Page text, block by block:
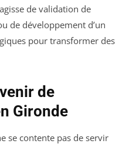
de validation de
de développement d’un
pour transformer des
de
Gironde
se contente pas de servir